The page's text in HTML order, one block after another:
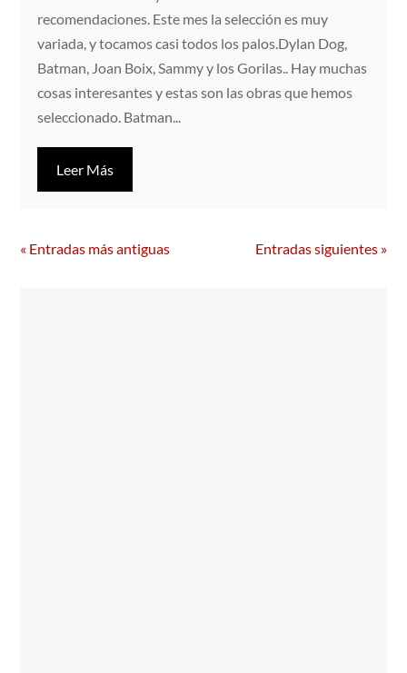
recomendaciones. Este mes la selección es muy
variada, y tocamos casi todos los palos.Dylan Dog,
Batman, Joan Boix, Sammy y los Gorilas.. Hay muchas
cosas interesantes y estas son las obras que hemos
seleccionado. Batman...
Leer Más
« Entradas más antiguas Entradas siguientes »